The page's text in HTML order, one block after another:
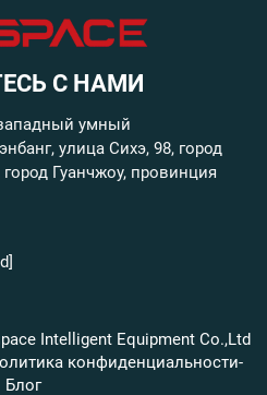
С НАМИ
умный
улица Сихэ, 98, город
Гуанчжоу, провинция
Intelligent Equipment Co.,Ltd
конфиденциальности-
Блог